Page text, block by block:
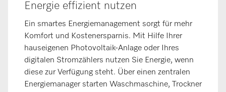
Energie effizient nutzen
Ein smartes Energiemanagement sorgt für mehr
Komfort und Kostenersparnis. Mit Hilfe Ihrer
hauseigenen Photovoltaik-Anlage oder Ihres
digitalen Stromzählers nutzen Sie Energie, wenn
diese zur Verfügung steht. Über einen zentralen
Energiemanager starten Waschmaschine, Trockner